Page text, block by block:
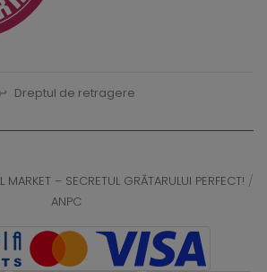
Dreptul de retragere
MARKET – SECRETUL GRĂTARULUI PERFECT! /
ANPC